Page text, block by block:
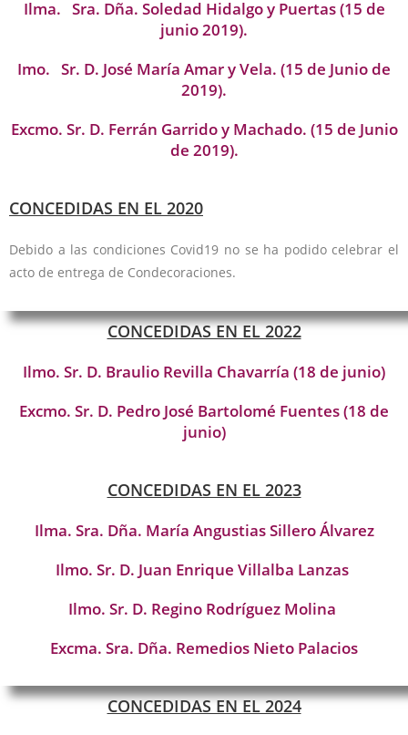
Ilma. Sra. Dña. Soledad Hidalgo y Puertas (15 de
junio 2019).
Imo. Sr. D. José María Amar y Vela. (15 de Junio de
2019).
Excmo. Sr. D. Ferrán Garrido y Machado. (15 de Junio
de 2019).
CONCEDIDAS EN EL 2020
Debido a las condiciones Covid19 no se ha podido celebrar el
acto de entrega de Condecoraciones.
CONCEDIDAS EN EL 2022
Ilmo. Sr. D. Braulio Revilla Chavarría (18 de junio)
Excmo. Sr. D. Pedro José Bartolomé Fuentes (18 de
junio)
CONCEDIDAS EN EL 2023
Ilma. Sra. Dña. María Angustias Sillero Álvarez
Ilmo. Sr. D. Juan Enrique Villalba Lanzas
Ilmo. Sr. D. Regino Rodríguez Molina
Excma. Sra. Dña. Remedios Nieto Palacios
CONCEDIDAS EN EL 2024